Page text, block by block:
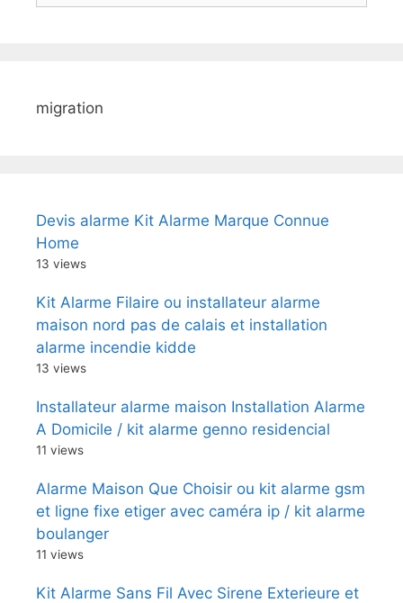
migration
Devis alarme Kit Alarme Marque Connue
Home
13 views
Kit Alarme Filaire ou installateur alarme
maison nord pas de calais et installation
alarme incendie kidde
13 views
Installateur alarme maison Installation Alarme
A Domicile / kit alarme genno residencial
11 views
Alarme Maison Que Choisir ou kit alarme gsm
et ligne fixe etiger avec caméra ip / kit alarme
boulanger
11 views
Kit Alarme Sans Fil Avec Sirene Exterieure et